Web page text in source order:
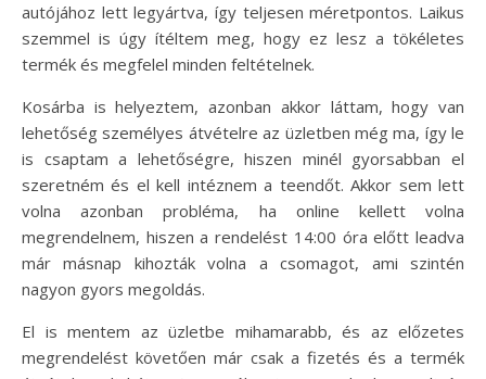
autójához lett legyártva, így teljesen méretpontos. Laikus
szemmel is úgy ítéltem meg, hogy ez lesz a tökéletes
termék és megfelel minden feltételnek.
Kosárba is helyeztem, azonban akkor láttam, hogy van
lehetőség személyes átvételre az üzletben még ma, így le
is csaptam a lehetőségre, hiszen minél gyorsabban el
szeretném és el kell intéznem a teendőt. Akkor sem lett
volna azonban probléma, ha online kellett volna
megrendelnem, hiszen a rendelést 14:00 óra előtt leadva
már másnap kihozták volna a csomagot, ami szintén
nagyon gyors megoldás.
El is mentem az üzletbe mihamarabb, és az előzetes
megrendelést követően már csak a fizetés és a termék